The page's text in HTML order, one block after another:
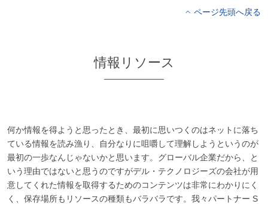
ページ先頭へ戻る
情報リソース
何か情報を得ようと思ったとき、最初に思いつくのはネットに落ち
ている情報を読み漁り、自分なりに咀嚼して理解しようというのが
最初の一歩なんじゃないかと思います。グローバル企業だから、と
いう理由ではないと思うのですがデル・テクノロジーズの会社が用
意してくれた情報を取得するためのコンテンツは非常にわかりにく
く、保存場所もリソースの種類もバラバラです。我々パートナー S